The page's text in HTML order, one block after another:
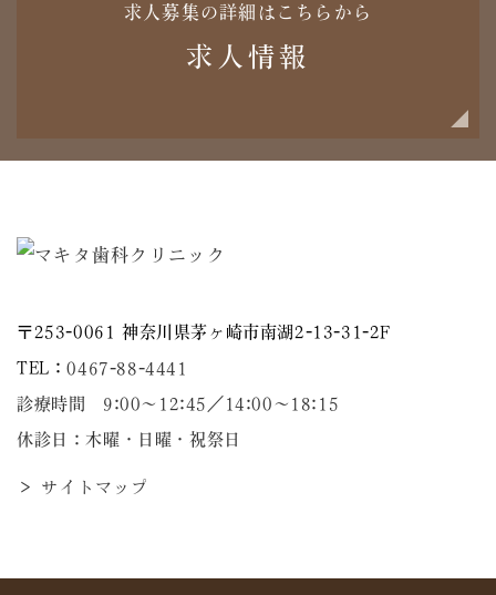
求人募集の詳細はこちらから
求人情報
〒253-0061 神奈川県茅ヶ崎市南湖2-13-31-2F
TEL：0467-88-4441
診療時間 9:00～12:45／14:00〜18:15
休診日：木曜・日曜・祝祭日
＞ サイトマップ